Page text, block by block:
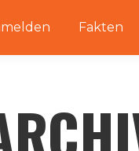
Fakten